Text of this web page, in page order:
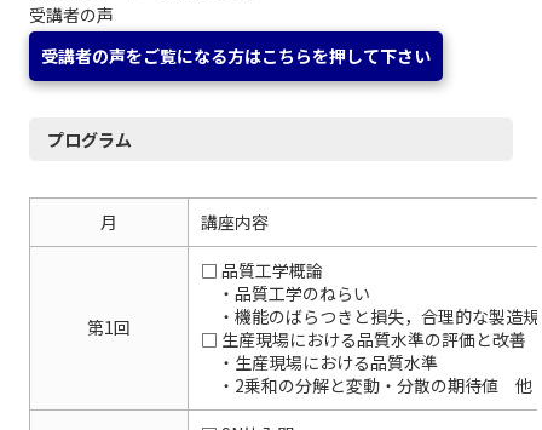
受講者の声
受講者の声をご覧になる方はこちらを押して下さい
プログラム
月 講座内容
第1回
□ 品質工学概論
・品質工学のねらい
・機能のばらつきと損失，合理的な製造
□ 生産現場における品質水準の評価と改善
・生産現場における品質水準
・2乗和の分解と変動・分散の期待値 他